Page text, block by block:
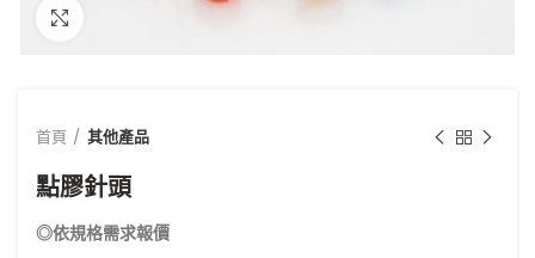
首頁 其他產品
點膠針頭
◎依規格需求報價